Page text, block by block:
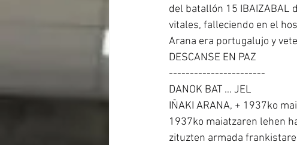
del batallón 15 IBAIZABAL
vitales, falleciendo en el
Arana era portugalujo y
DESCANSE EN PAZ
-----------------------
DANOK BAT … JEL
IÑAKI ARANA, + 1937ko
1937ko maiatzaren lehen
zituzten armada